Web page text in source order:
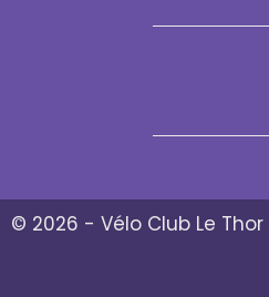
© 2026 - Vélo Club Le